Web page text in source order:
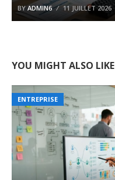
BYADMIN6 11 JUILLET 2026
YOU MIGHT ALSO LIKE
ENTREPRISE